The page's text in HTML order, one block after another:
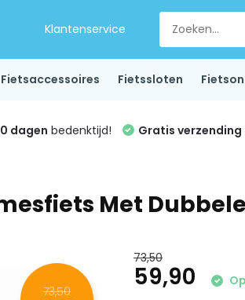
Klantenservice
Fietsaccessoires Fietssloten
dagen bedenktijd! Gratis verzending
Met
73,50
73,50
59,90